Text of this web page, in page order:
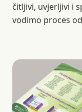
čitljivi, uvjerljivi i
vodimo proces